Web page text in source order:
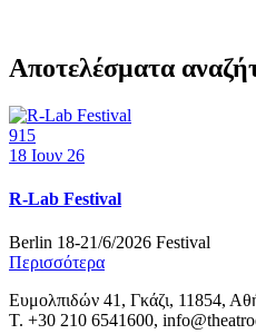
Αποτελέσματα
915
18 Ιουν 26
R-Lab Festival
Berlin 18-21/6/2026 Festival
Περισσότερα
Ευμολπιδών 41, Γκάζι, 11854,
T. +30 210 6541600,